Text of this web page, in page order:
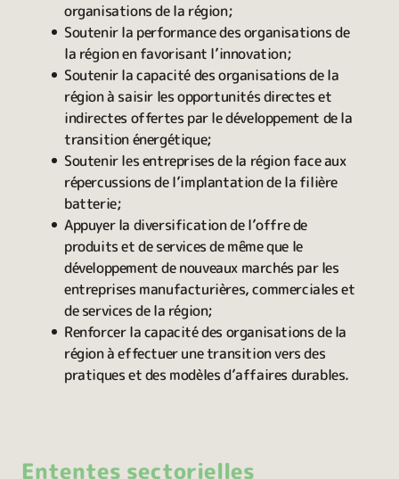
organisations de la région;
Soutenir la performance des organisations de
la région en favorisant l’innovation;
Soutenir la capacité des organisations de la
région à saisir les opportunités directes et
indirectes offertes par le développement de la
transition énergétique;
Soutenir les entreprises de la région face aux
répercussions de l’implantation de la filière
batterie;
Appuyer la diversification de l’offre de
produits et de services de même que le
développement de nouveaux marchés par les
entreprises manufacturières, commerciales et
de services de la région;
Renforcer la capacité des organisations de la
région à effectuer une transition vers des
pratiques et des modèles d’affaires durables.
Ententes sectorielles